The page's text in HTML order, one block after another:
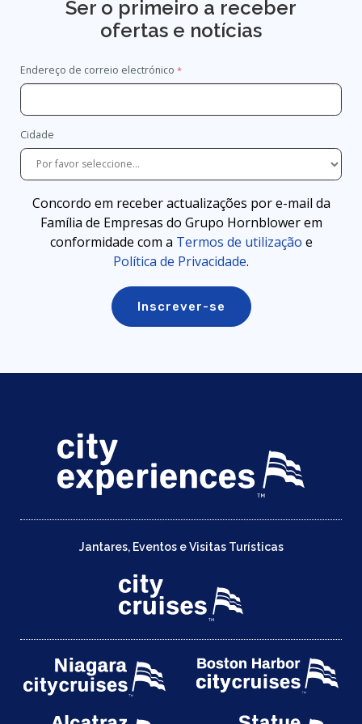
Ser o primeiro a receber
ofertas e notícias
Endereço de correio electrónico
Cidade
Concordo em receber actualizações por e-mail da
Família de Empresas do Grupo Hornblower em
conformidade com a Termos de utilização e
Política de Privacidade.
Jantares, Eventos e Visitas Turísticas